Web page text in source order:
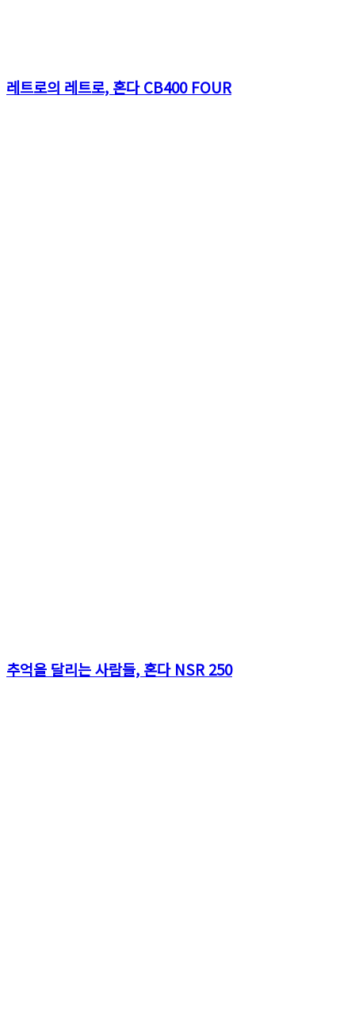
레트로의 레트로, 혼다 CB400 FOUR
추억을 달리는 사람들, 혼다 NSR 250